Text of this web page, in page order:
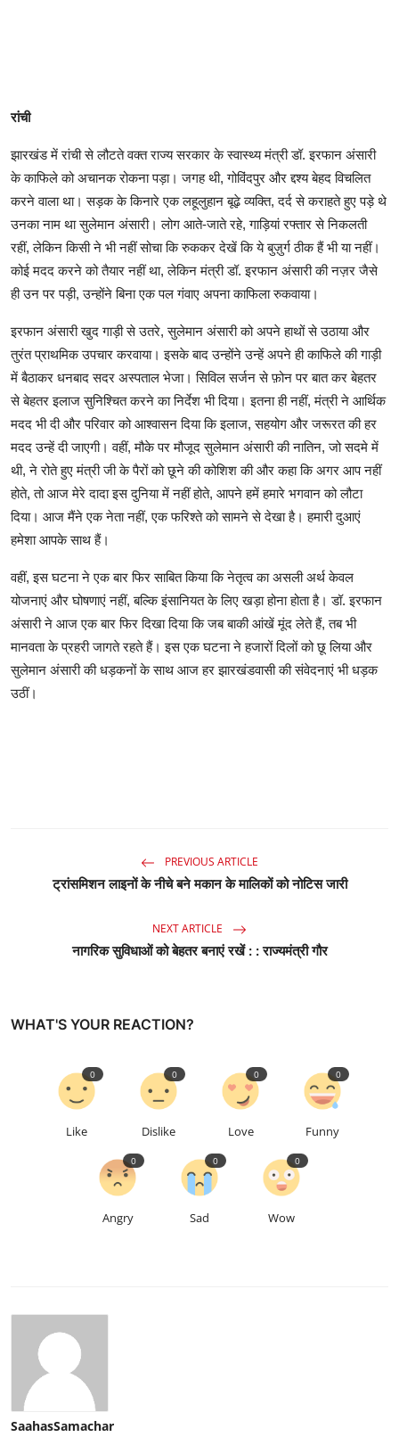
रांची
झारखंड में रांची से लौटते वक्त राज्य सरकार के स्वास्थ्य मंत्री डॉ. इरफान अंसारी
के काफिले को अचानक रोकना पड़ा। जगह थी, गोविंदपुर और द्दश्य बेहद विचलित
करने वाला था। सड़क के किनारे एक लहूलुहान बूढ़े व्यक्ति, दर्द से कराहते हुए पड़े थे
उनका नाम था सुलेमान अंसारी। लोग आते-जाते रहे, गाड़ियां रफ्तार से निकलती
रहीं, लेकिन किसी ने भी नहीं सोचा कि रुककर देखें कि ये बुज़ुर्ग ठीक हैं भी या नहीं।
कोई मदद करने को तैयार नहीं था, लेकिन मंत्री डॉ. इरफान अंसारी की नज़र जैसे
ही उन पर पड़ी, उन्होंने बिना एक पल गंवाए अपना काफिला रुकवाया।
इरफान अंसारी खुद गाड़ी से उतरे, सुलेमान अंसारी को अपने हाथों से उठाया और
तुरंत प्राथमिक उपचार करवाया। इसके बाद उन्होंने उन्हें अपने ही काफिले की गाड़ी
में बैठाकर धनबाद सदर अस्पताल भेजा। सिविल सर्जन से फ़ोन पर बात कर बेहतर
से बेहतर इलाज सुनिश्चित करने का निर्देश भी दिया। इतना ही नहीं, मंत्री ने आर्थिक
मदद भी दी और परिवार को आश्वासन दिया कि इलाज, सहयोग और जरूरत की हर
मदद उन्हें दी जाएगी। वहीं, मौके पर मौजूद सुलेमान अंसारी की नातिन, जो सदमे में
थी, ने रोते हुए मंत्री जी के पैरों को छूने की कोशिश की और कहा कि अगर आप नहीं
होते, तो आज मेरे दादा इस दुनिया में नहीं होते, आपने हमें हमारे भगवान को लौटा
दिया। आज मैंने एक नेता नहीं, एक फरिश्ते को सामने से देखा है। हमारी दुआएं
हमेशा आपके साथ हैं।
वहीं, इस घटना ने एक बार फिर साबित किया कि नेतृत्व का असली अर्थ केवल
योजनाएं और घोषणाएं नहीं, बल्कि इंसानियत के लिए खड़ा होना होता है। डॉ. इरफान
अंसारी ने आज एक बार फिर दिखा दिया कि जब बाकी आंखें मूंद लेते हैं, तब भी
मानवता के प्रहरी जागते रहते हैं। इस एक घटना ने हजारों दिलों को छू लिया और
सुलेमान अंसारी की धड़कनों के साथ आज हर झारखंडवासी की संवेदनाएं भी धड़क
उठीं।
PREVIOUS ARTICLE
ट्रांसमिशन लाइनों के नीचे बने मकान के मालिकों को नोटिस जारी
NEXT ARTICLE
नागरिक सुविधाओं को बेहतर बनाएं रखें : : राज्यमंत्री गौर
WHAT'S YOUR REACTION?
Like
0
Dislike
0
Love
0
Funny
0
Angry
0
Sad
0
Wow
0
SaahasSamachar